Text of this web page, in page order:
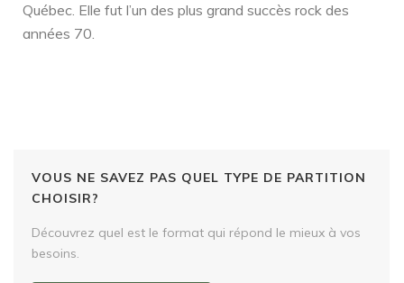
Québec. Elle fut l’un des plus grand succès rock des
années 70.
VOUS NE SAVEZ PAS QUEL TYPE DE PARTITION
CHOISIR?
Découvrez quel est le format qui répond le mieux à vos
besoins.